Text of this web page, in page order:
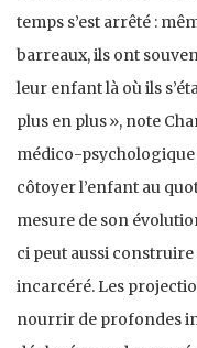
temps s’est arrêté :
barreaux, ils ont
leur enfant là où ils
plus en plus », note
médico-psychologique
côtoyer l’enfant au
mesure de son
ci peut aussi
incarcéré. Les
nourrir de profondes